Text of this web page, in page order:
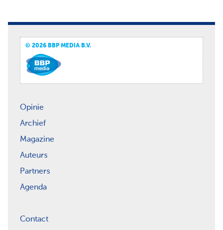
© 2026 BBP MEDIA B.V.
Opinie
Archief
Magazine
Auteurs
Partners
Agenda
Contact